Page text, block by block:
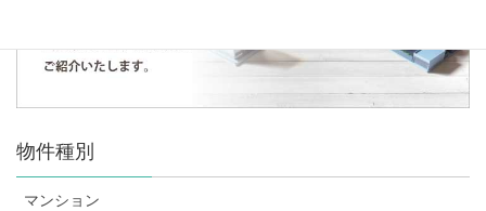
物件種別
マンション